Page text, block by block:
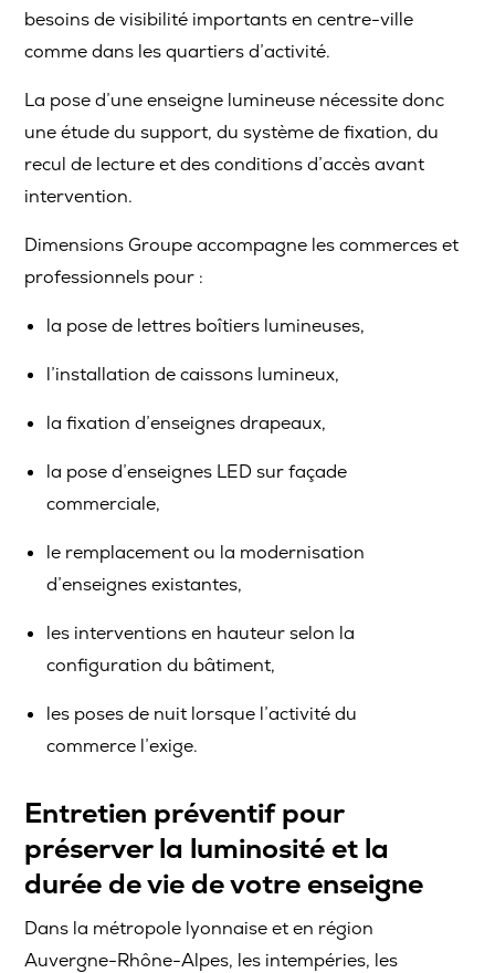
besoins de visibilité importants en centre-ville
comme dans les quartiers d’activité.
La pose d’une enseigne lumineuse nécessite donc
une étude du support, du système de fixation, du
recul de lecture et des conditions d’accès avant
intervention.
Dimensions Groupe accompagne les commerces et
professionnels pour :
la pose de lettres boîtiers lumineuses,
l’installation de caissons lumineux,
la fixation d’enseignes drapeaux,
la pose d’enseignes LED sur façade
commerciale,
le remplacement ou la modernisation
d’enseignes existantes,
les interventions en hauteur selon la
configuration du bâtiment,
les poses de nuit lorsque l’activité du
commerce l’exige.
Entretien préventif pour
préserver la luminosité et la
durée de vie de votre enseigne
Dans la métropole lyonnaise et en région
Auvergne-Rhône-Alpes, les intempéries, les